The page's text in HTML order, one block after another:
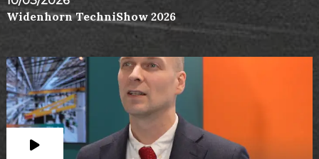
Widenhorn TechniShow 2026